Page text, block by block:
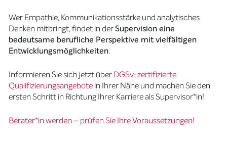
Wer Empathie, Kommunikationsstärke und analytisches
Denken mitbringt, findet in derSupervision eine
bedeutsame berufliche Perspektive mit vielfältigen
Entwicklungsmöglichkeiten.
Informieren Sie sich jetzt überDGSv-zertifizierte
Qualifizierungsangebotein Ihrer Nähe und machen Sie den
ersten Schritt in Richtung Ihrer Karriere als Supervisor*in!
Berater*in werden – prüfen Sie Ihre Voraussetzungen!